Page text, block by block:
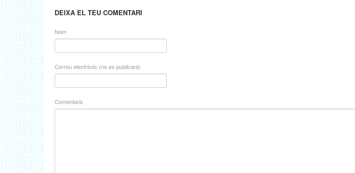
DEIXA EL TEU COMENTARI
Nom
Correu electrònic (no es publicarà)
Comentaris